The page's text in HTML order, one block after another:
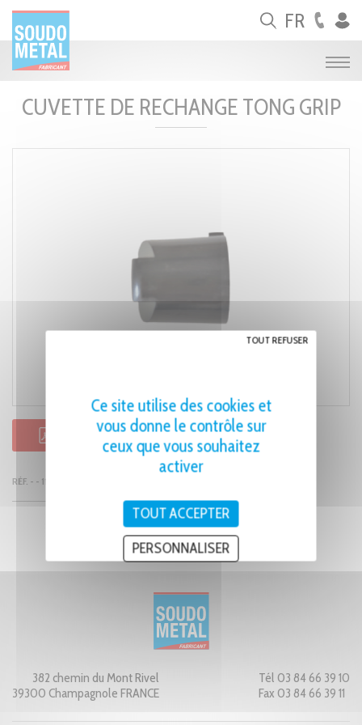
FR
CUVETTE DE RECHANGE TONG GRIP
FICHE PRODUIT PDF
RÉF. - - 1108
382 chemin du Mont Rivel
39300 Champagnole FRANCE
Tél 03 84 66 39 10
Fax 03 84 66 39 11
Panneau de gestion des cookies
Ce site utilise des cookies et
vous donne le contrôle sur
ceux que vous souhaitez
activer
TOUT ACCEPTER
TOUT REFUSER
PERSONNALISER